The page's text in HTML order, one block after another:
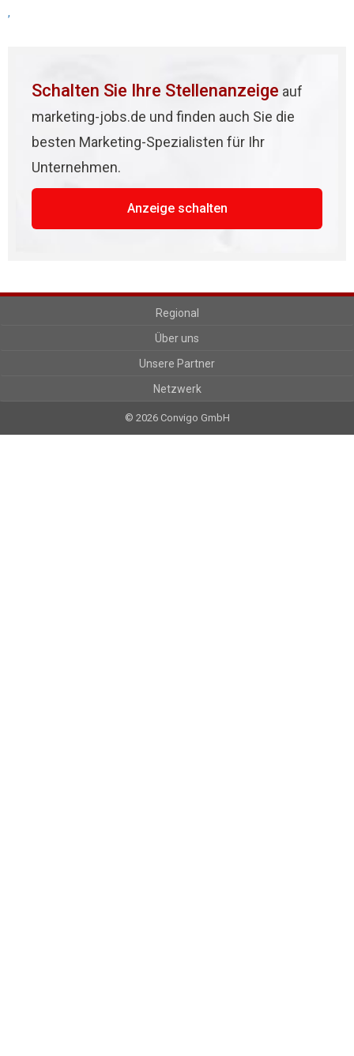
,
Schalten Sie Ihre Stellenanzeige auf
marketing-jobs.de und finden auch Sie die
besten Marketing-Spezialisten für Ihr
Unternehmen.
Anzeige schalten
Regional
Über uns
Unsere Partner
Netzwerk
© 2026 Convigo GmbH